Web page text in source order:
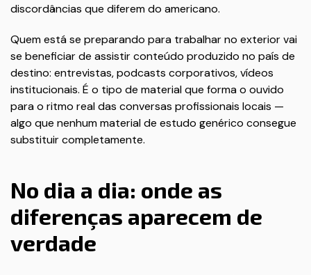
discordâncias que diferem do americano.
Quem está se preparando para trabalhar no exterior vai
se beneficiar de assistir conteúdo produzido no país de
destino: entrevistas, podcasts corporativos, vídeos
institucionais. É o tipo de material que forma o ouvido
para o ritmo real das conversas profissionais locais —
algo que nenhum material de estudo genérico consegue
substituir completamente.
No dia a dia: onde as
diferenças aparecem de
verdade